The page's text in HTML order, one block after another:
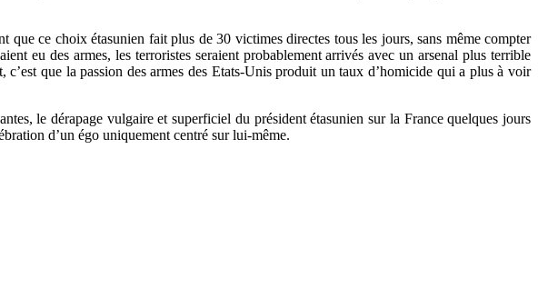
ce choix étasunien fait plus de 30 victimes directes tous les jours, sans même compter
eu des armes, les terroristes seraient probablement arrivés avec un arsenal plus terrible
que la passion des armes des Etats-Unis produit un taux d’homicide qui a plus à voir
le dérapage vulgaire et superficiel du président étasunien sur la France quelques jours
d’un égo uniquement centré sur lui-même.